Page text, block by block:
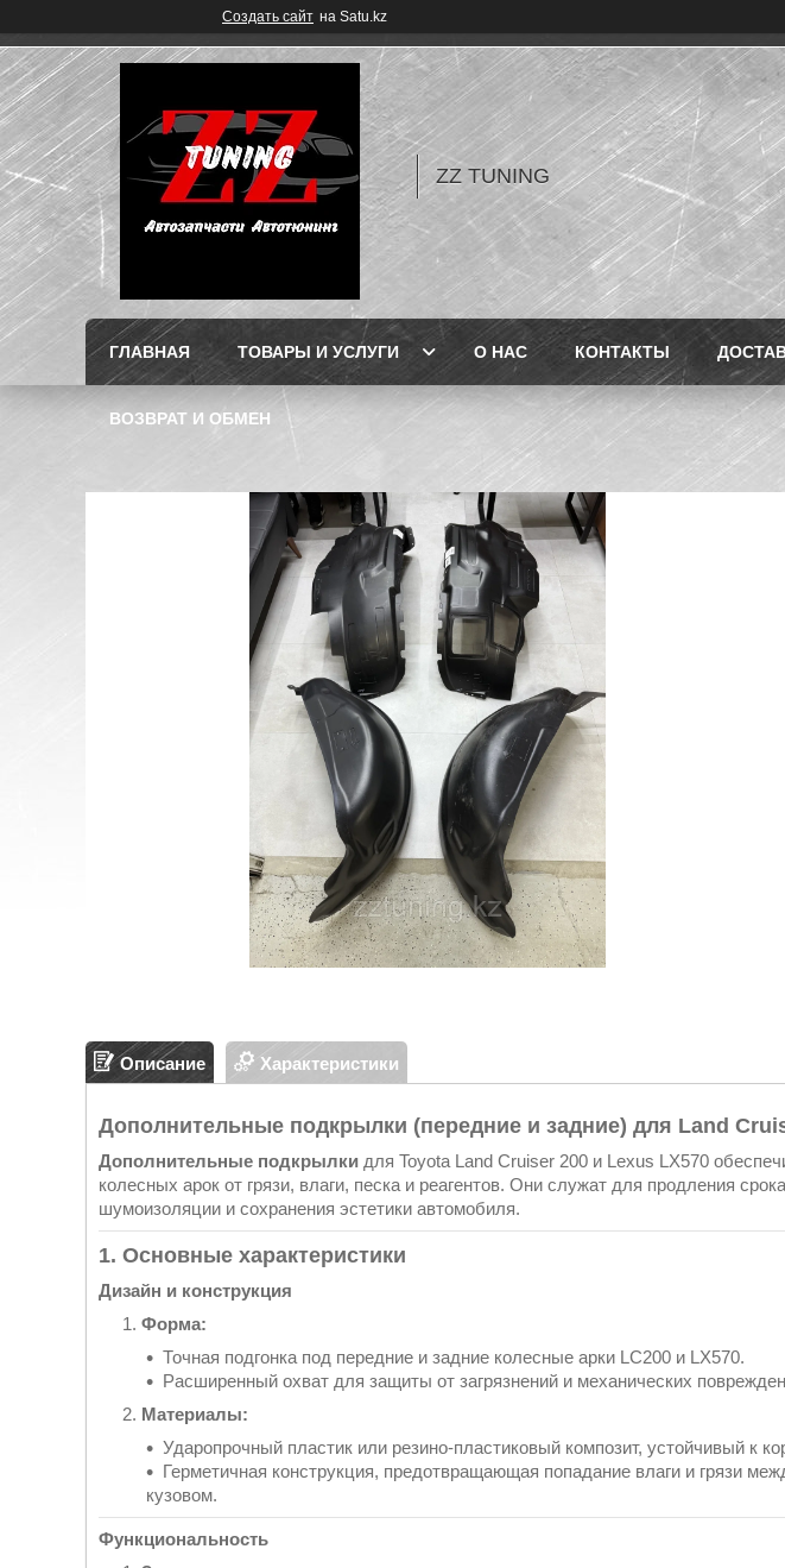
Создать сайт на Satu.kz
ZZ TUNING
ГЛАВНАЯ ТОВАРЫ И УСЛУГИ О НАС КОНТАКТЫ
ВОЗВРАТ И ОБМЕН
Описание Характеристики
Дополнительные подкрылки (передние и задние) для Land
Дополнительные подкрылки для Toyota Land Cruiser 200 и Lexus LX570
колесных арок от грязи, влаги, песка и реагентов. Они служат для продления
шумоизоляции и сохранения эстетики автомобиля.
1. Основные характеристики
Дизайн и конструкция
Форма:
Точная подгонка под передние и задние колесные арки LC200 и LX570.
Расширенный охват для защиты от загрязнений и механических
Материалы:
Ударопрочный пластик или резино-пластиковый композит, устойчивый к
Герметичная конструкция, предотвращающая попадание влаги и грязи
кузовом.
Функциональность